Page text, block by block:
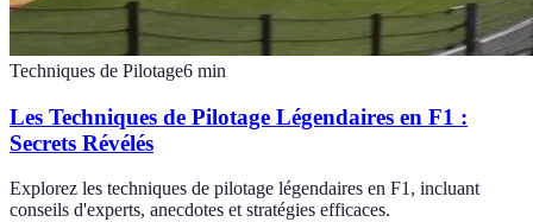
Techniques de Pilotage6 min
Les Techniques de Pilotage Légendaires en F1 :
Secrets Révélés
Explorez les techniques de pilotage légendaires en F1, incluant
conseils d'experts, anecdotes et stratégies efficaces.